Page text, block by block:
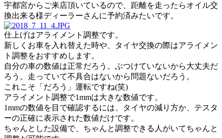
宇都宮からご来店頂いているので、距離を走ったらオイル交
換出来る様ディーラーさんに予約済みたいです。
仕上げはアライメント調整です。
新しくお車を入れ替えた時や、タイヤ交換の際はアライメン
ト調整をおすすめします。
自分の車の数値は正常だろう。ぶつけていないから大丈夫だ
ろう。走っていて不具合はないから問題ないだろう。
これこそ「だろう」運転ですね(笑)
アライメント調整で1mmは大きな数値です。
1mmの数値を目で確認するには、タイヤの減り方か、テスタ
ーの正確に表示された数値だけです。
ちゃんとした設備で、ちゃんと調整できる人がいてちゃんと